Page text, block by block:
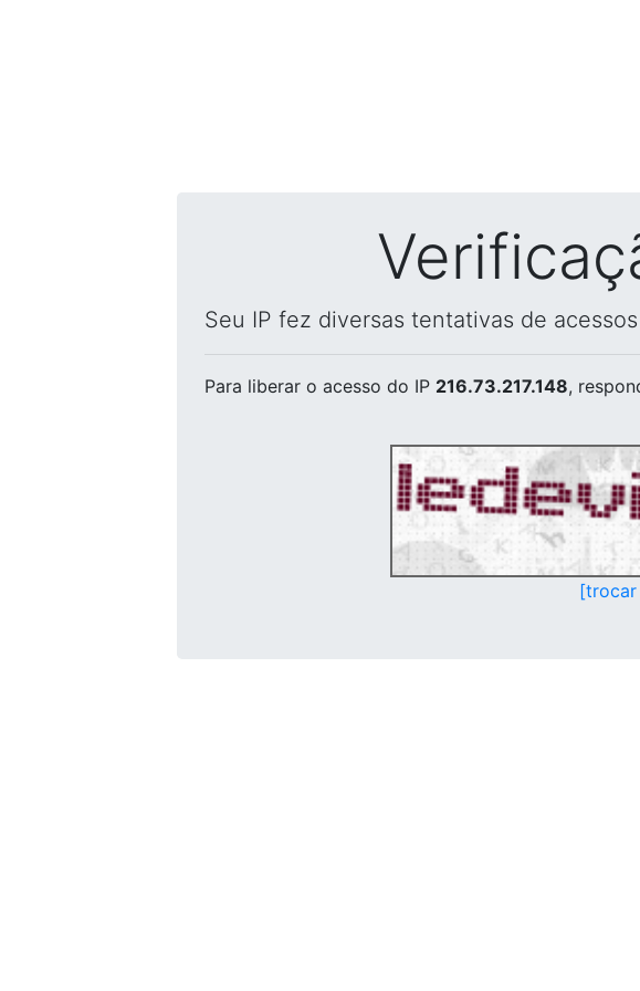
Seu IP fez diversas tentativas de
Para liberar o acesso do IP 216.73.217.148,
[trocar